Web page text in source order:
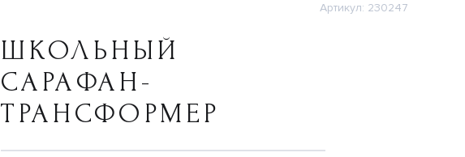
Артикул: 230247
ШКОЛЬНЫЙ
САРАФАН-
ТРАНСФОРМЕР